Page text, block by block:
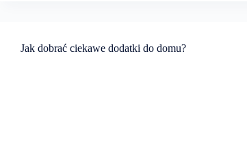
Jak dobrać ciekawe dodatki do domu?